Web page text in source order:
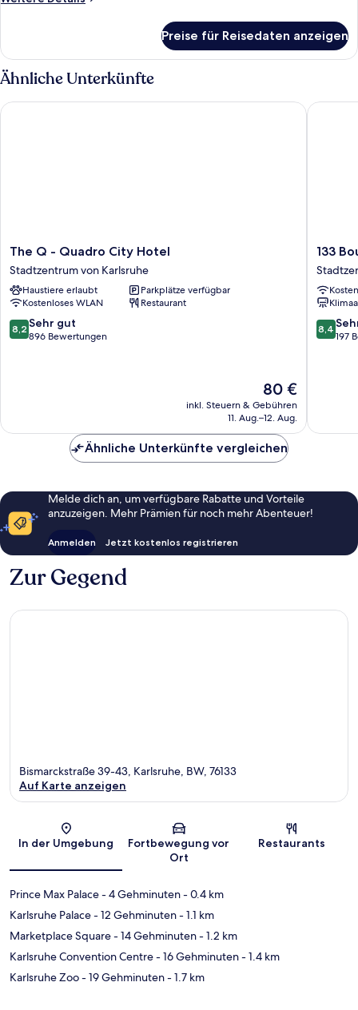
Einzelzimmer
Preise für Reisedaten anzeigen
Ähnliche Unterkünfte
The
Q
-
Quadro
City
Hotel
Stadtzentrum
The Q - Quadro City Hotel
Stadtzentrum von Karlsruhe
Haustiere erlaubt
Parkplätze verfügbar
Kostenloses WLAN
Restaurant
8.2
von
8,2 Sehr gut
896 Bewertungen
Der
Preis
beträgt
80 €
inkl. Steuern & Gebühren
11. Aug.–12. Aug.
The Q - Quadro City Hotel
133
Hotel
von
133
8.4
von
8,4
197
133
Ähnliche Unterkünfte vergleichen
Melde dich an, um verfügbare Rabatte und Vorteile
anzuzeigen. Mehr Prämien für noch mehr Abenteuer!
Anmelden Jetzt kostenlos registrieren
Zur Gegend
Karte
Bismarckstraße 39-43, Karlsruhe, BW, 76133
Auf Karte anzeigen
In der Umgebung
Fortbewegung vor
Ort
Restaurants
Prince Max Palace- 4 Gehminuten- 0.4 km
Karlsruhe Palace- 12 Gehminuten- 1.1 km
Marketplace Square- 14 Gehminuten- 1.2 km
Karlsruhe Convention Centre- 16 Gehminuten- 1.4 km
Karlsruhe Zoo- 19 Gehminuten- 1.7 km